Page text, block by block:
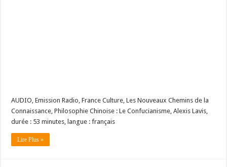
AUDIO, Emission Radio, France Culture, Les Nouveaux Chemins de la
Connaissance, Philosophie Chinoise : Le Confucianisme, Alexis Lavis,
durée : 53 minutes, langue : français
Lire Plus »